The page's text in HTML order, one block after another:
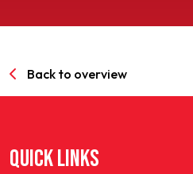
Back to overview
QUICK LINKS